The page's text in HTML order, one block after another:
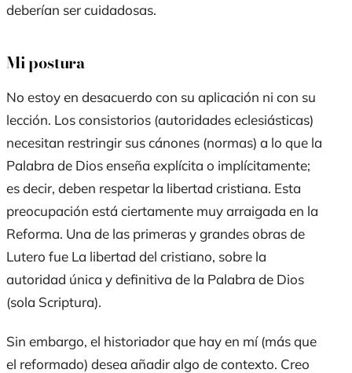
deberían ser cuidadosas.
Mi postura
No estoy en desacuerdo con su aplicación ni con su
lección. Los consistorios (autoridades eclesiásticas)
necesitan restringir sus cánones (normas) a lo que la
Palabra de Dios enseña explícita o implícitamente;
es decir, deben respetar la libertad cristiana. Esta
preocupación está ciertamente muy arraigada en la
Reforma. Una de las primeras y grandes obras de
Lutero fue La libertad del cristiano, sobre la
autoridad única y definitiva de la Palabra de Dios
(sola Scriptura).
Sin embargo, el historiador que hay en mí (más que
el reformado) desea añadir algo de contexto. Creo